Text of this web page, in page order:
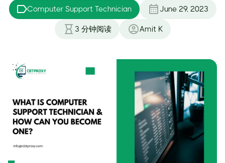
Computer Support Technician June 29, 2023
3 分钟阅读 Amit K